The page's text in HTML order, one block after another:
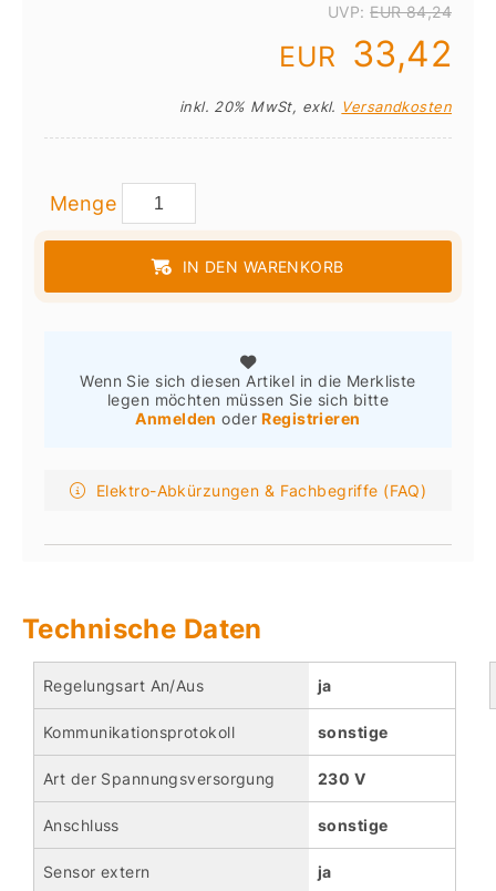
UVP:EUR 84,24
EUR 33,42
inkl. 20% MwSt, exkl. Versandkosten
Menge
IN DEN WARENKORB
Wenn Sie sich diesen Artikel in die Merkliste
legen möchten müssen Sie sich bitte
Anmelden oderRegistrieren
Elektro-Abkürzungen & Fachbegriffe (FAQ)
Technische Daten
Regelungsart An/Aus ja
Kommunikationsprotokoll sonstige
Art der Spannungsversorgung 230 V
Anschluss sonstige
Sensor extern ja